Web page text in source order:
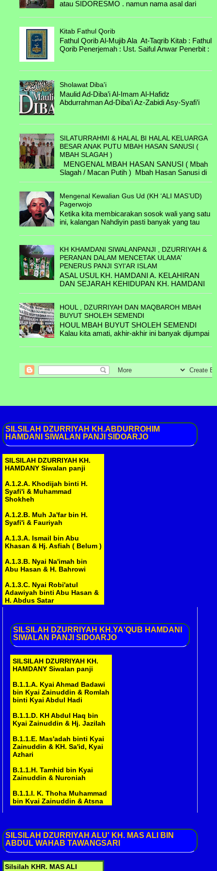
B.4.3.A. Mutsmiroh binti Abdul Karim &
Kyai Syafi'i
B.4.3.B. Chabibah binti Abdul Karim &
H. Zain
B.4.3.C. Arbiyah binti Abdul Karim &
Kaspal
B.4.3.D. Mutmainnah binti Abdul Karim
B.4.3.E. Chalimah binti Abdul Karim &
Mustahal
B.5.1.A. H. Achmad bin Kyai Nur & ....
B.5.1.B. KH. Anwar Noer bin Kyai Nur
B.5.2.A. Nyai Maryam & ....
B.8.1.A. Zuhrrotul Al-Muthi'ah binti KH
Ahmad & H. Abdus Syakur Ibrohim bin
.......... /Belum
B.8.1.B. KH Muhammad Zuhdi bin KH
Ahmad & Hj. Muflichah binti H. Abdul
Ghofar.
B.8.1.C. KH. Khilmi binti KH Ahmad &
Nyai Hj Luthfiah binti KH. M Utsman Al-
Ishaqy / Belum
......& ....
......& ....
......& ....
atau SIDORESMO . namun nama asal dari
Perkampungan yang terl...
Kitab Fathul Qorib
Fathul Qorib Al-Mujib Ala At-Taqrib Kitab : Fathul
Qorib Penerjemah : Ust. Saiful Anwar Penerbit :
Sholawat Diba'i
Maulid Ad-Diba’i Al-Imam Al-Hafidz
Abdurrahman Ad-Diba’i Az-Zabidi Asy-Syafi’i
SILATURRAHMI & HALAL BI HALAL KELUARGA
BESAR ANAK PUTU MBAH HASAN SANUSI (
MBAH SLAGAH )
MENGENAL MBAH HASAN SANUSI ( Mbah
Slagah / Macan Putih ) Mbah Hasan Sanusi di
lahirkan di Keboncandi - Kecamatan Gondang
Mengenal Kewalian Gus Ud (KH ‘ALI MAS’UD)
Pagerwojo
Ketika kita membicarakan sosok wali yang satu
ini, kalangan Nahdiyin pasti banyak yang tau
seora...
KH KHAMDANI SIWALANPANJI , DZURRIYAH &
PERANAN DALAM MENCETAK ULAMA'
PENERUS PANJI SYI'AR ISLAM
ASAL USUL KH. HAMDANI A. KELAHIRAN
DAN SEJARAH KEHIDUPAN KH. HAMDANI
Hamdani lahir tahun 1720 M di Pasuruan, (
HOUL , DZURRIYAH DAN MAQBAROH MBAH
BUYUT SHOLEH SEMENDI
HOUL MBAH BUYUT SHOLEH SEMENDI
Kalau kita amati, akhir-akhir ini banyak dijumpai
Puasa Ramadh...
SILSILAH DZURRIYAH KH.ABDURROHIM
HAMDANI SIWALAN PANJI SIDOARJO
SILSILAH DZURRIYAH KH.
HAMDANY Siwalan panji
A.1.2.A. Khodijah binti H.
Syafi'i & Muhammad
Shokheh
A.1.2.B. Muh Ja'far bin H.
Syafi'i & Fauriyah
A.1.3.A. Ismail bin Abu
Khasan & Hj. Asfiah ( Belum )
A.1.3.B. Nyai Na'imah bin
Abu Hasan & H. Bahrowi
A.1.3.C. Nyai Robi'atul
Adawiyah binti Abu Hasan &
H. Abdus Satar
Abu Hasan & Mashudi
A.2.1.A. Nyai Marhamah binti
Muniroh
A.2.1.B. Nyai Rohmah binti
Muniroh & ..........
A.3.1.A. H. Mansyur bin ........
( Belum )
Asmu'i & Nur Fatonah
& Siti Naimah
A.4.5.A. KH. Rifa'i bin H.
Hudriyah
Ahmad Sholeh & ..........
A.4.7.B. Hj. Qomariyah binti
.............. &H. Muhammad
.......... & KH. Muh. Nawawi
SILSILAH DZURRIYAH KH.YA'QUB HAMDANI
SIWALAN PANJI SIDOARJO
SILSILAH DZURRIYAH KH.
HAMDANY Siwalan panji
B.1.1.A. Kyai Ahmad Badawi
bin Kyai Zainuddin & Romlah
binti Kyai Abdul Hadi
B.1.1.D. KH Abdul Haq bin
Kyai Zainuddin & Hj. Jazilah
B.1.1.E. Mas'adah binti Kyai
Zainuddin & KH. Sa'id, Kyai
Azhari
B.1.1.H. Tamhid bin Kyai
Zainuddin & Nuroniah
B.1.1.I. K. Thoha Muhammad
bin Kyai Zainuddin & Atsna
B.1.3.A. Nyai Romlah binti
Kyai Abdul Hadi & Kyai
Zainuddin
SILSILAH DZURRIYAH ALU' KH. MAS ALI BIN
ABDUL WAHAB TAWANGSARI
Silsilah KHR. MAS ALI